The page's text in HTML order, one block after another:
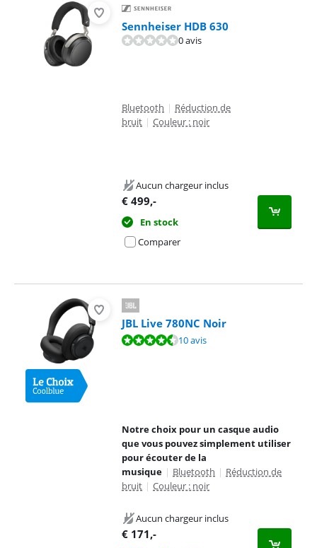
Sennheiser HDB 630
0 avis
Bluetooth | Réduction de
bruit | Couleur : noir
Aucun chargeur inclus
€ 499,-
En stock
Comparer
JBL Live 780NC Noir
La note est de 9,2 sur 10, basée sur 10 avis.10 avis
Notre choix pour un casque audio
que vous pouvez simplement utiliser
pour écouter de la
musique | Bluetooth | Réduction de
bruit | Couleur : noir
Aucun chargeur inclus
€ 171,-